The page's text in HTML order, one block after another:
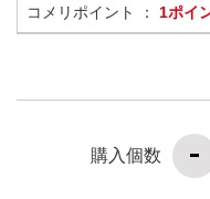
コメリポイント ： 1ポイ
購入個数